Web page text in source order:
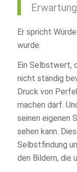
Er spricht
wurde.
Ein Selbstwert,
nicht ständig
Druck von
machen darf.
seinen eigenen
sehen kann.
Selbstfindung
den Bildern, die